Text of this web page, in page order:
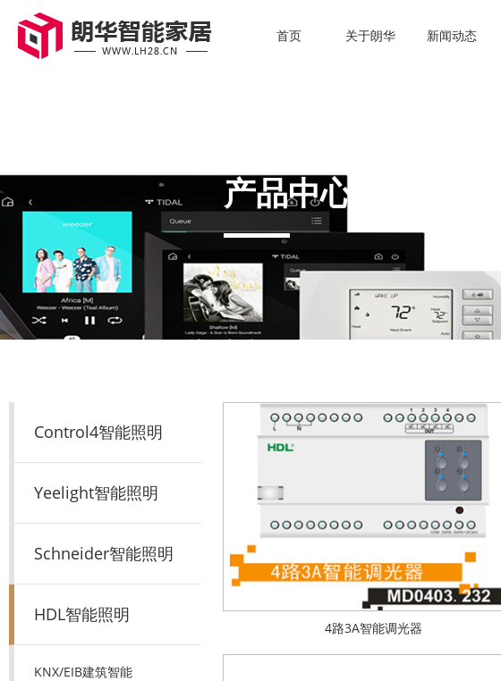
首页 关于朗华 新闻动态
产品中心
Control4智能照明
Yeelight智能照明
Schneider智能照明
HDL智能照明
KNX/EIB建筑智能
4路3A智能调光器